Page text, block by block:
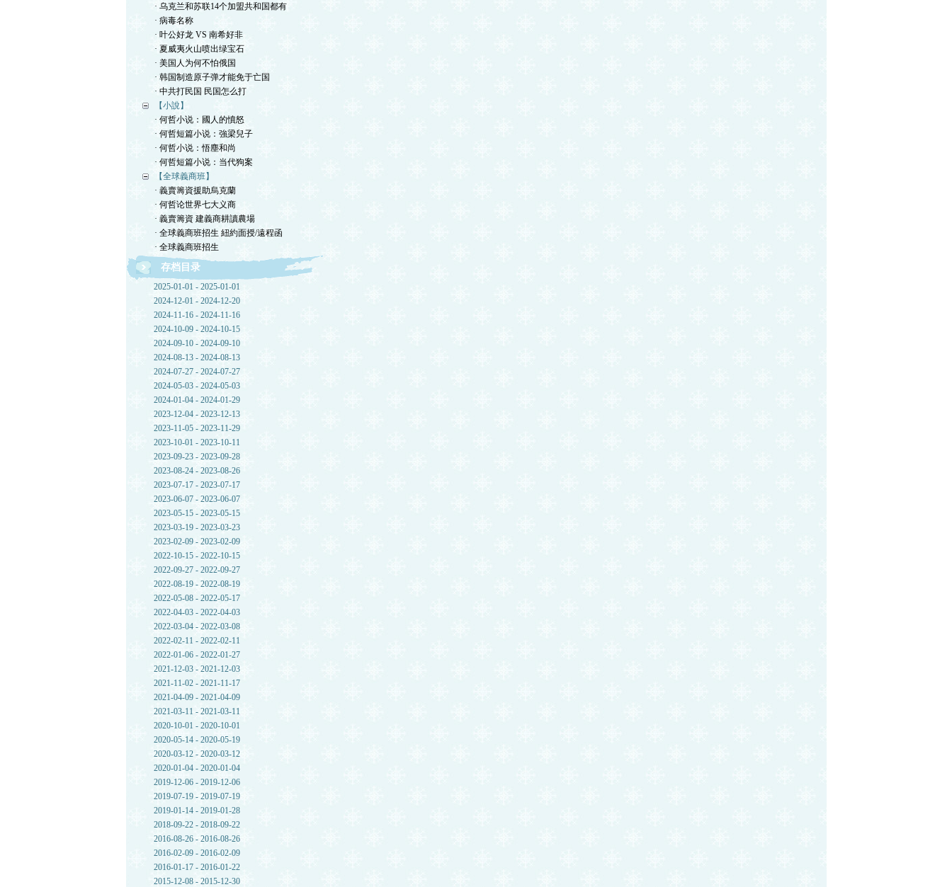
· 乌克兰和苏联14个加盟共和国都有
· 病毒名称
· 叶公好龙 VS 南希好非
· 夏威夷火山喷出绿宝石
· 美国人为何不怕俄国
· 韩国制造原子弹才能免于亡国
· 中共打民国 民国怎么打
【小說】
· 何哲小说：國人的憤怒
· 何哲短篇小说：強梁兒子
· 何哲小说：悟塵和尚
· 何哲短篇小说：当代狗案
【全球義商班】
· 義賣籌資援助烏克蘭
· 何哲论世界七大义商
· 義賣籌資 建義商耕讀農場
· 全球義商班招生 紐約面授/遠程函
· 全球義商班招生
存档目录
2025-01-01 - 2025-01-01
2024-12-01 - 2024-12-20
2024-11-16 - 2024-11-16
2024-10-09 - 2024-10-15
2024-09-10 - 2024-09-10
2024-08-13 - 2024-08-13
2024-07-27 - 2024-07-27
2024-05-03 - 2024-05-03
2024-01-04 - 2024-01-29
2023-12-04 - 2023-12-13
2023-11-05 - 2023-11-29
2023-10-01 - 2023-10-11
2023-09-23 - 2023-09-28
2023-08-24 - 2023-08-26
2023-07-17 - 2023-07-17
2023-06-07 - 2023-06-07
2023-05-15 - 2023-05-15
2023-03-19 - 2023-03-23
2023-02-09 - 2023-02-09
2022-10-15 - 2022-10-15
2022-09-27 - 2022-09-27
2022-08-19 - 2022-08-19
2022-05-08 - 2022-05-17
2022-04-03 - 2022-04-03
2022-03-04 - 2022-03-08
2022-02-11 - 2022-02-11
2022-01-06 - 2022-01-27
2021-12-03 - 2021-12-03
2021-11-02 - 2021-11-17
2021-04-09 - 2021-04-09
2021-03-11 - 2021-03-11
2020-10-01 - 2020-10-01
2020-05-14 - 2020-05-19
2020-03-12 - 2020-03-12
2020-01-04 - 2020-01-04
2019-12-06 - 2019-12-06
2019-07-19 - 2019-07-19
2019-01-14 - 2019-01-28
2018-09-22 - 2018-09-22
2016-08-26 - 2016-08-26
2016-02-09 - 2016-02-09
2016-01-17 - 2016-01-22
2015-12-08 - 2015-12-30